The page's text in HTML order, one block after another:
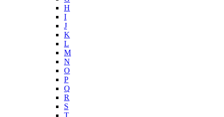
H
I
J
K
L
M
N
O
P
Q
R
S
T